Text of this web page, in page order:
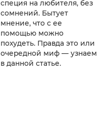
специя на любителя, без
сомнений. Бытует
мнение, что с ее
помощью можно
похудеть. Правда это или
очередной миф — узнаем
в данной статье.